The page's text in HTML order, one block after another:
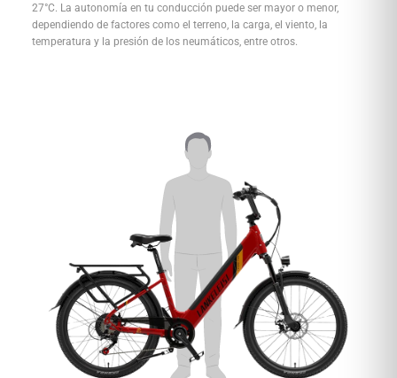
27°C. La autonomía en tu conducción puede ser mayor o menor,
dependiendo de factores como el terreno, la carga, el viento, la
temperatura y la presión de los neumáticos, entre otros.